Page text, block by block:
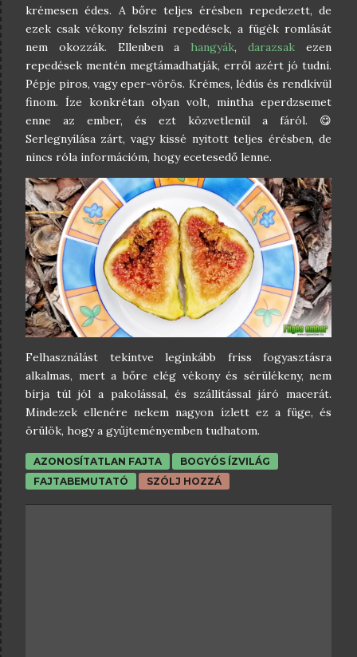
krémesen édes. A bőre teljes érésben repedezett, de
ezek csak vékony felszíni repedések, a fügék romlását
nem okozzák. Ellenben a hangyák,darazsak ezen
repedések mentén megtámadhatják, erről azért jó tudni.
Pépje piros, vagy eper-vörös. Krémes, lédús és rendkívül
finom. Íze konkrétan olyan volt, mintha eperdzsemet
enne az ember, és ezt közvetlenül a fáról. 😋
Serlegnyílása zárt, vagy kissé nyitott teljes érésben, de
nincs róla információm, hogy ecetesedő lenne.
Felhasználást tekintve leginkább friss fogyasztásra
alkalmas, mert a bőre elég vékony és sérülékeny, nem
bírja túl jól a pakolással, és szállítással járó macerát.
Mindezek ellenére nekem nagyon ízlett ez a füge, és
örülök, hogy a gyűjteményemben tudhatom.
AZONOSÍTATLAN FAJTA
BOGYÓS ÍZVILÁG
FAJTABEMUTATÓ
SZÓLJ HOZZÁ